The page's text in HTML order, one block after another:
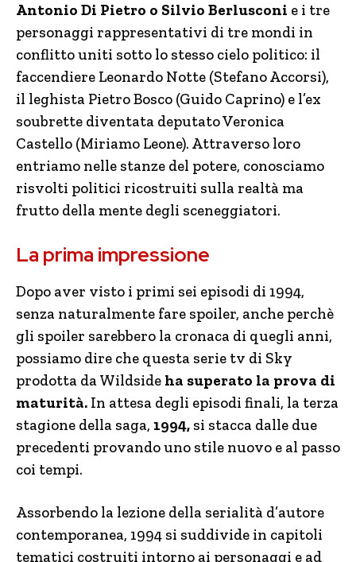
Antonio Di Pietro o Silvio Berlusconi e i tre
personaggi rappresentativi di tre mondi in
conflitto uniti sotto lo stesso cielo politico: il
faccendiere Leonardo Notte (Stefano Accorsi),
il leghista Pietro Bosco (Guido Caprino) e l’ex
soubrette diventata deputato Veronica
Castello (Miriamo Leone). Attraverso loro
entriamo nelle stanze del potere, conosciamo
risvolti politici ricostruiti sulla realtà ma
frutto della mente degli sceneggiatori.
La prima impressione
Dopo aver visto i primi sei episodi di 1994,
senza naturalmente fare spoiler, anche perchè
gli spoiler sarebbero la cronaca di quegli anni,
possiamo dire che questa serie tv di Sky
prodotta da Wildside ha superato la prova di
maturità. In attesa degli episodi finali, la terza
stagione della saga, 1994, si stacca dalle due
precedenti provando uno stile nuovo e al passo
coi tempi.
Assorbendo la lezione della serialità d’autore
contemporanea, 1994 si suddivide in capitoli
tematici costruiti intorno ai personaggi e ad